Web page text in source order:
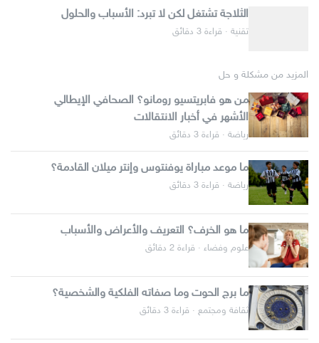
الثلاجة تشتغل لكن لا تبرد: الأسباب والحلول
تقنية · قراءة 3 دقائق
المزيد من مشكلة و حل
من هو فابريتسيو رومانو؟ الصحافي الإيطالي
الأشهر في أخبار الانتقالات
رياضة · قراءة 3 دقائق
ما موعد مباراة يوفنتوس وإنتر ميلان القادمة؟
رياضة · قراءة 3 دقائق
ما هو الخرف؟ التعريف والأعراض والأسباب
علوم وفضاء · قراءة 2 دقائق
ما برج الحوت وما صفاته الفلكية والشخصية؟
ثقافة ومجتمع · قراءة 3 دقائق